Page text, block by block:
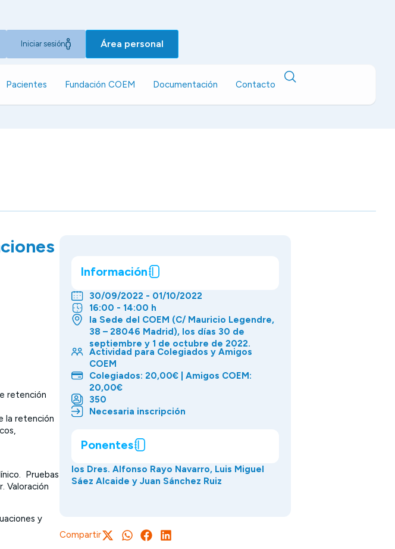
Iniciar sesión Área personal
Pacientes Fundación COEM Documentación Contacto
retención
la retención
Pruebas
Valoración
y
Información
30/09/2022 - 01/10/2022
16:00 - 14:00 h
la Sede del COEM (C/ Mauricio Legendre,
38 – 28046 Madrid), los días 30 de
septiembre y 1 de octubre de 2022.
Actividad para Colegiados y Amigos
COEM
Colegiados: 20,00€ | Amigos COEM:
20,00€
350
Necesaria inscripción
Ponentes
los Dres. Alfonso Rayo Navarro, Luis Miguel
Sáez Alcaide y Juan Sánchez Ruiz
Compartir